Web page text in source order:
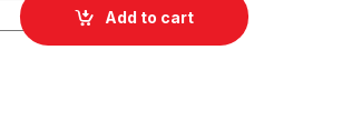
Add to cart